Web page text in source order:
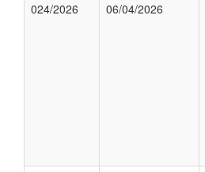
024/2026
06/04/2026